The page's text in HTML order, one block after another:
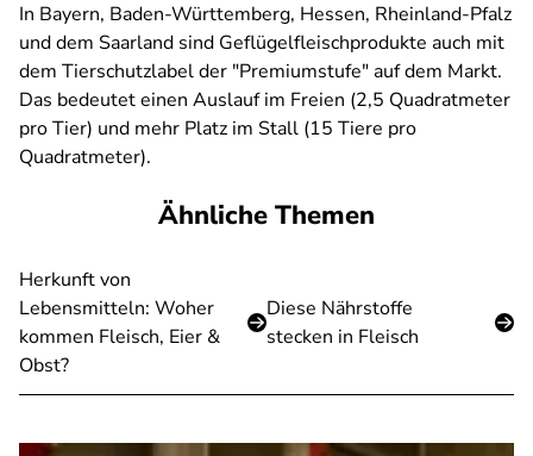
In Bayern, Baden-Württemberg, Hessen, Rheinland-Pfalz
und dem Saarland sind Geflügelfleischprodukte auch mit
dem Tierschutzlabel der "Premiumstufe" auf dem Markt.
Das bedeutet einen Auslauf im Freien (2,5 Quadratmeter
pro Tier) und mehr Platz im Stall (15 Tiere pro
Quadratmeter).
Ähnliche Themen
Herkunft von
Lebensmitteln: Woher
kommen Fleisch, Eier &
Obst?
Diese Nährstoffe
stecken in Fleisch